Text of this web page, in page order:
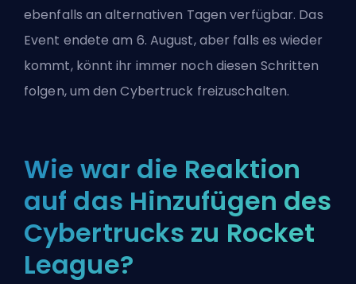
ebenfalls an alternativen Tagen verfügbar. Das
Event endete am 6. August, aber falls es wieder
kommt, könnt ihr immer noch diesen Schritten
folgen, um den Cybertruck freizuschalten.
Wie war die Reaktion
auf das Hinzufügen des
Cybertrucks zu Rocket
League?